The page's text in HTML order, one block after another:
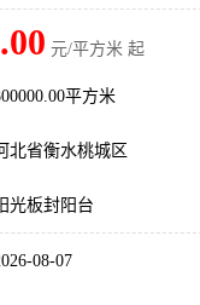
元/平方米 起
平方米
北省衡水桃城区
光板封阳台
08-07